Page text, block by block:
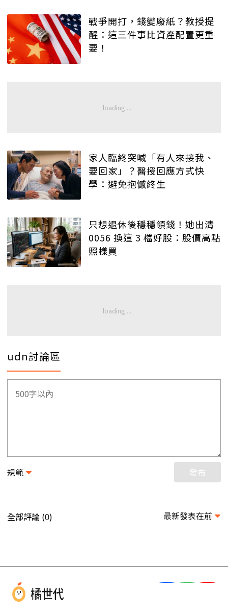
戰爭開打，錢變廢紙？教授提
醒：這三件事比資產配置更重
要！
家人臨終突喊「有人來接我、
要回家」？醫授回應方式快
學：避免抱憾終生
只想退休後穩穩領錢！她出清
0056 換這 3 檔好股：股價高點
照樣買
udn討論區
規範 發布
全部評論 (0) 最新發表在前